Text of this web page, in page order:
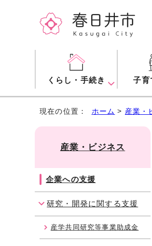
くらし・手続き 子育
現在の位置： ホーム > 産業・
産業・ビジネス
企業への支援
研究・開発に関する支援
産学共同研究等事業助成金